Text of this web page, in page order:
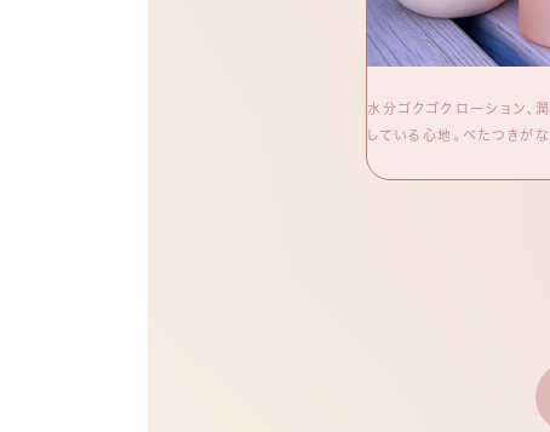
水分ゴクゴクローション、
している心地。べたつきが